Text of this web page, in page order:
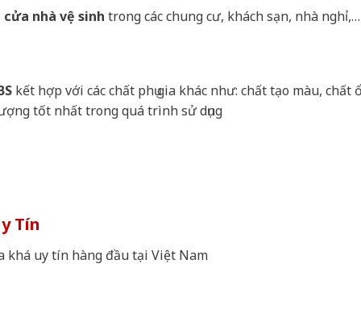
nhà vệ sinh trong các chung cư, khách sạn, nhà nghỉ,…
kết hợp với các chất phụ gia khác như: chất tạo màu, chất
tốt nhất trong quá trình sử dụng
Tín
khá uy tín hàng đầu tại Việt Nam